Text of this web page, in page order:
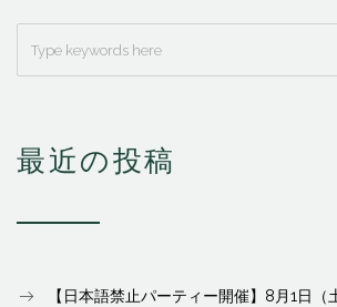
最近の投稿
【日本語禁止パーティー開催】8月1日（